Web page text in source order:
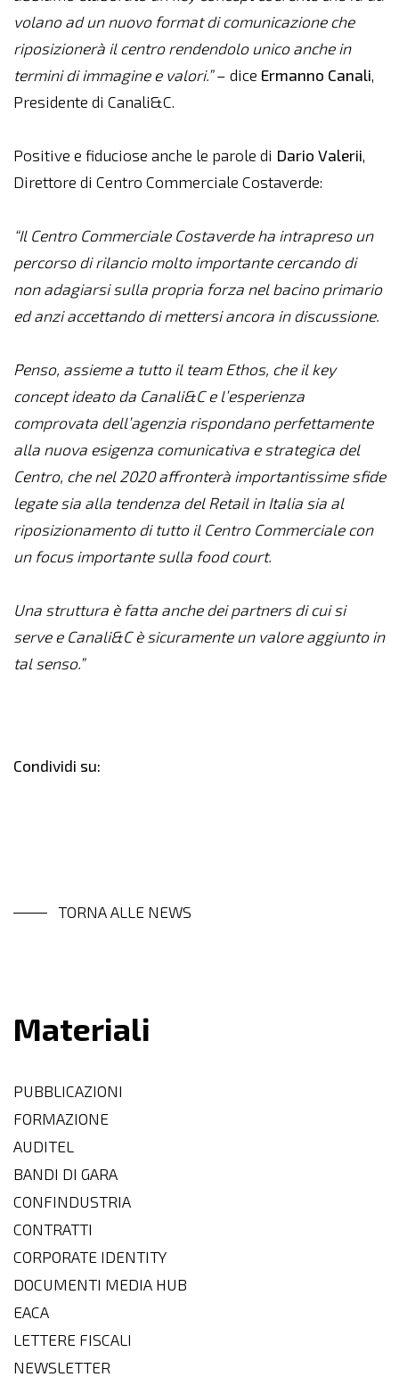
volano ad un nuovo format di comunicazione che
riposizionerà il centro rendendolo unico anche in
termini di immagine e valori.”– dice Ermanno Canali,
Presidente di Canali&C.
Positive e fiduciose anche le parole di Dario Valerii,
Direttore di Centro Commerciale Costaverde:
“Il Centro Commerciale Costaverde ha intrapreso un
percorso di rilancio molto importante cercando di
non adagiarsi sulla propria forza nel bacino primario
ed anzi accettando di mettersi ancora in discussione.
Penso, assieme a tutto il team Ethos, che il key
concept ideato da Canali&C e l’esperienza
comprovata dell’agenzia rispondano perfettamente
alla nuova esigenza comunicativa e strategica del
Centro, che nel 2020 affronterà importantissime sfide
legate sia alla tendenza del Retail in Italia sia al
riposizionamento di tutto il Centro Commerciale con
un focus importante sulla food court.
Una struttura è fatta anche dei partners di cui si
serve e Canali&C è sicuramente un valore aggiunto in
tal senso.”
Condividi su:
TORNA ALLE NEWS
Materiali
PUBBLICAZIONI
FORMAZIONE
AUDITEL
BANDI DI GARA
CONFINDUSTRIA
CONTRATTI
CORPORATE IDENTITY
DOCUMENTI MEDIA HUB
EACA
LETTERE FISCALI
NEWSLETTER